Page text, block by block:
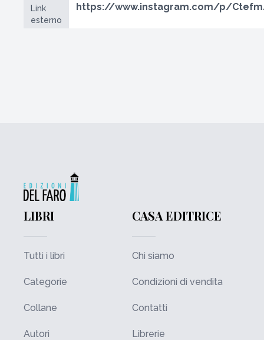
Link
esterno
https://www.instagram.com/p/
LIBRI
Tutti i libri
Categorie
Collane
Autori
CASA EDITRICE
Chi siamo
Condizioni di vendita
Contatti
Librerie